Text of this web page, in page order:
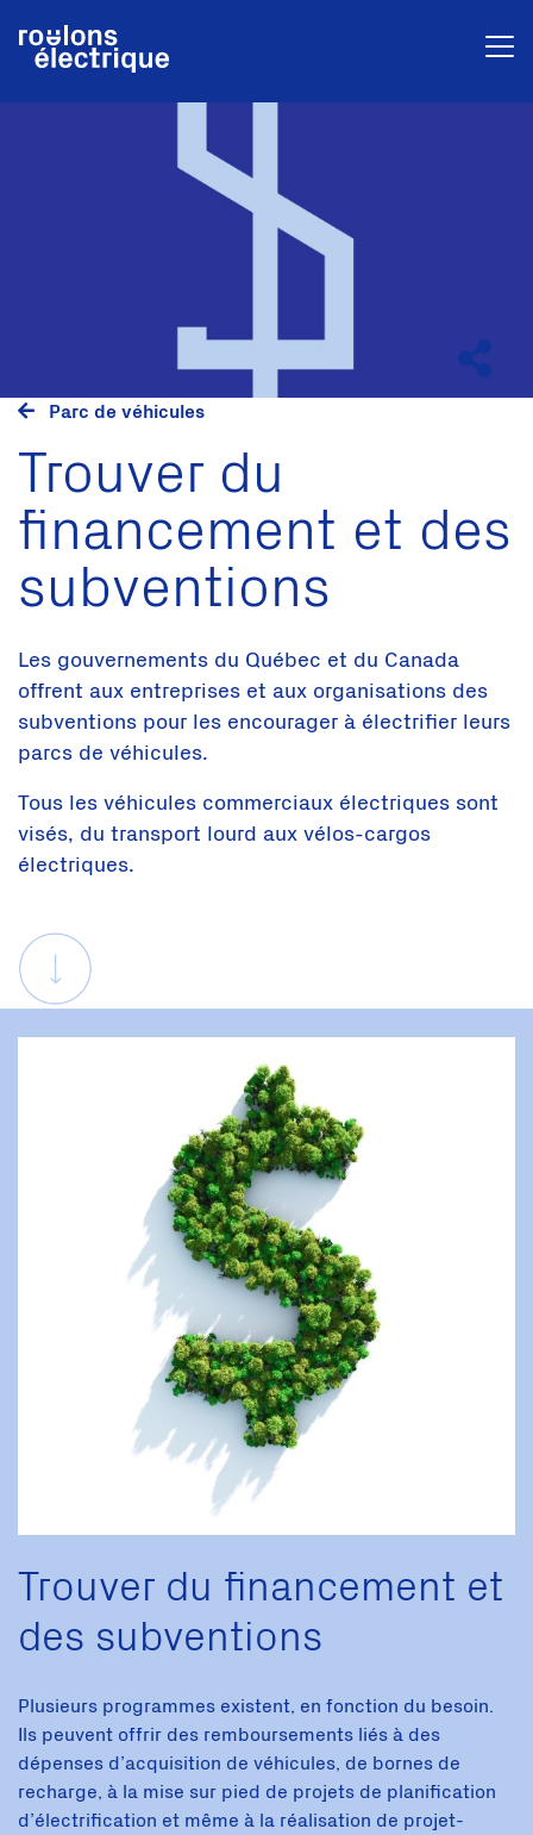
Parc de véhicules
Trouver du
financement et des
subventions
Les gouvernements du Québec et du Canada
offrent aux entreprises et aux organisations des
subventions pour les encourager à électrifier leurs
parcs de véhicules.
Tous les véhicules commerciaux électriques sont
visés, du transport lourd aux vélos-cargos
électriques.
Trouver du financement et
des subventions
Plusieurs programmes existent, en fonction du besoin.
Ils peuvent offrir des remboursements liés à des
dépenses d’acquisition de véhicules, de bornes de
recharge, à la mise sur pied de projets de planification
d’électrification et même à la réalisation de projet-